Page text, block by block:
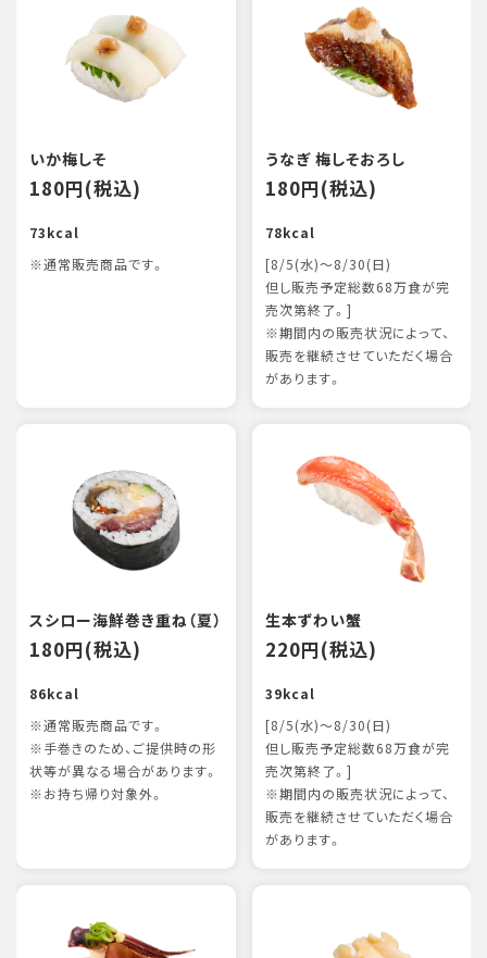
いか梅しそ
180円(税込)
73kcal
※通常販売商品です。
うなぎ 梅しそおろし
180円(税込)
78kcal
[8/5(水)～8/30(日)
但し販売予定総数68万食が完
売次第終了。]
※期間内の販売状況によって、
販売を継続させていただく場合
があります。
スシロー海鮮巻き重ね（夏）
180円(税込)
86kcal
※通常販売商品です。
※手巻きのため、ご提供時の形
状等が異なる場合があります。
※お持ち帰り対象外。
生本ずわい蟹
220円(税込)
39kcal
[8/5(水)～8/30(日)
但し販売予定総数68万食が完
売次第終了。]
※期間内の販売状況によって、
販売を継続させていただく場合
があります。